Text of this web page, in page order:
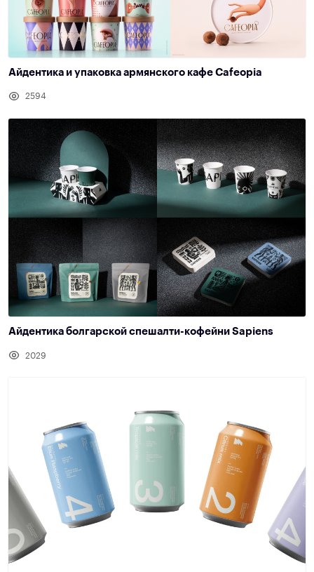
Айдентика и упаковка армянского кафе Cafeopia
2594
Айдентика болгарской спешалти-кофейни Sapiens
2029